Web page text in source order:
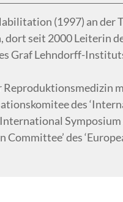
(1997) an der
seit 2000 Leiterin
Graf Lehndorff-
Reproduktionsmedizin
des
des